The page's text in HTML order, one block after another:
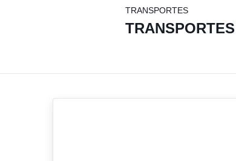
TRANSPORTES